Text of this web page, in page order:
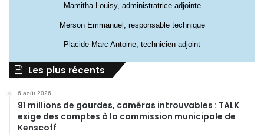
Mamitha Louisy, administratrice adjointe
Merson Emmanuel, responsable technique
Placide Marc Antoine, technicien adjoint
Les plus récents
6 août 2026
91 millions de gourdes, caméras introuvables : TALK
exige des comptes à la commission municipale de
Kenscoff